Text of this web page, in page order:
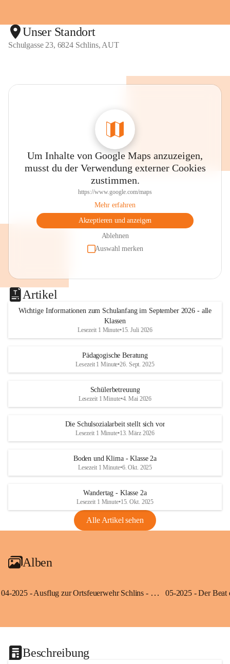
Unser Standort
Schulgasse 23, 6824 Schlins, AUT
Um Inhalte von Google Maps anzuzeigen,
musst du der Verwendung externer Cookies
zustimmen.
https://www.google.com/maps
Mehr erfahren
Akzeptieren und anzeigen
Ablehnen
Auswahl merken
Artikel
Wichtige Informationen zum Schulanfang im September 2026 - alle
Klassen
Lesezeit 1 Minute•15. Juli 2026
Pädagogische Beratung
Lesezeit 1 Minute•26. Sept. 2025
Schülerbetreuung
Lesezeit 1 Minute•4. Mai 2026
Die Schulsozialarbeit stellt sich vor
Lesezeit 1 Minute•13. März 2026
Boden und Klima - Klasse 2a
Lesezeit 1 Minute•6. Okt. 2025
Wandertag - Klasse 2a
Lesezeit 1 Minute•15. Okt. 2025
Alle Artikel sehen
Alben
04-2025 - Ausflug zur Ortsfeuerwehr Schlins - Klassen 3a und 3b
Beschreibung